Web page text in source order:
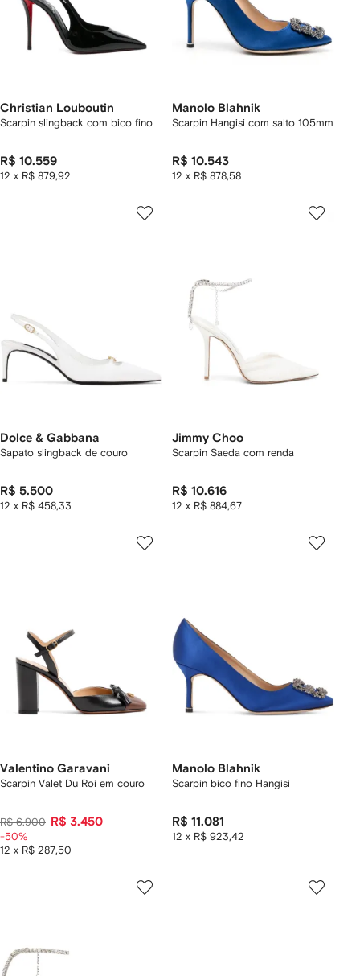
Christian Louboutin
Scarpin slingback com bico fino
R$ 10.559
12 x R$ 879,92
Manolo Blahnik
Scarpin Hangisi com salto 105mm
R$ 10.543
12 x R$ 878,58
Dolce & Gabbana
Sapato slingback de couro
R$ 5.500
12 x R$ 458,33
Jimmy Choo
Scarpin Saeda com renda
R$ 10.616
12 x R$ 884,67
Valentino Garavani
Scarpin Valet Du Roi em couro
R$ 6.900 R$ 3.450
12 x R$ 287,50
-50%
Manolo Blahnik
Scarpin bico fino Hangisi
R$ 11.081
12 x R$ 923,42